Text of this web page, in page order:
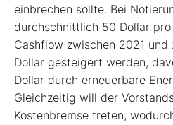
einbrechen sollte. Bei
durchschnittlich 50 Dollar
Cashflow zwischen 2021
Dollar gesteigert werden,
Dollar durch erneuerbare
Gleichzeitig will der
Kostenbremse treten,